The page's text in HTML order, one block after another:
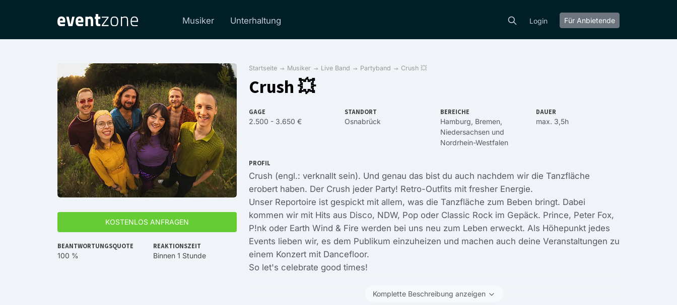
Musiker Unterhaltung Login Für Anbietende
KOSTENLOS ANFRAGEN
BEANTWORTUNGSQUOTE
100 %
REAKTIONSZEIT
Binnen 1 Stunde
Startseite Musiker Live Band Partyband Crush 💥
Crush 💥
GAGE
2.500 - 3.650 €
STANDORT
Osnabrück
BEREICHE
Hamburg, Bremen,
Niedersachsen und
Nordrhein-Westfalen
DAUER
max. 3,5h
PROFIL
Crush (engl.: verknallt sein). Und genau das bist du auch nachdem wir die Tanzfläche
erobert haben. Der Crush jeder Party! Retro-Outfits mit fresher Energie.
Unser Reportoire ist gespickt mit allem, was die Tanzfläche zum Beben bringt. Dabei
kommen wir mit Hits aus Disco, NDW, Pop oder Classic Rock im Gepäck. Prince, Peter Fox,
P!nk oder Earth Wind & Fire werden bei uns neu zum Leben erweckt. Als Höhepunkt jedes
Events lieben wir, es dem Publikum einzuheizen und machen auch deine Veranstaltungen zu
einem Konzert mit Dancefloor.
So let's celebrate good times!
Komplette Beschreibung anzeigen